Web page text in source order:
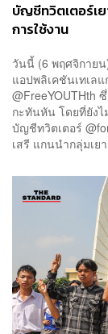
บัญชีทวิตเตอร์เ
การใช้งาน
วันนี้ (6 พฤศจิกาย
แอปพลิเคชันเทเล
@FreeYOUTHth
กะทันหัน โดยที่ยัง
บัญชีทวิตเตอร์
เสรี แกนนำกลุ่มเย